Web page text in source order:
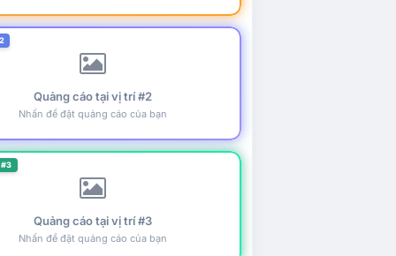
Quảng cáo tại vị trí #2
Nhấn để đặt quảng cáo của bạn
Quảng cáo tại vị trí #3
Nhấn để đặt quảng cáo của bạn